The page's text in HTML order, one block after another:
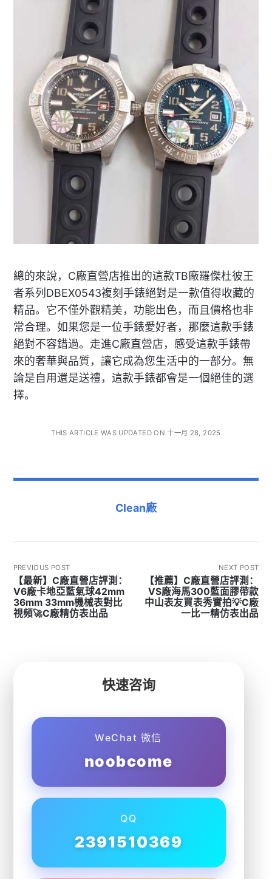
總的來說，C廠直營店推出的這款TB廠羅傑杜彼王
者系列DBEX0543複刻手錶絕對是一款值得收藏的
精品。它不僅外觀精美，功能出色，而且價格也非
常合理。如果您是一位手錶愛好者，那麼這款手錶
絕對不容錯過。走進C廠直營店，感受這款手錶帶
來的奢華與品質，讓它成為您生活中的一部分。無
論是自用還是送禮，這款手錶都會是一個絕佳的選
擇。
THIS ARTICLE WAS UPDATED ON 十一月 28, 2025
Clean廠
PREVIOUS POST
【最新】C廠直營店評測：
V6廠卡地亞藍氣球42mm
36mm 33mm機械表對比
視頻🚀C廠精仿表出品
NEXT POST
【推薦】C廠直營店評測：
VS廠海馬300藍面膠帶款
中山表友買表秀實拍💡C廠
一比一精仿表出品
快速咨询
WeChat 微信
noobcome
QQ
2391510369